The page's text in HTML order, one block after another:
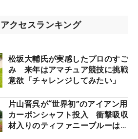
クセスランキング
松坂大輔氏が実感したプロのすご
み 来年はアマチュア競技に挑戦
意欲「チャレンジしてみたい」
片山晋呉が“世界初”のアイアン用
カーボンシャフト投入 衝撃吸収
材入りのティファニーブルーは